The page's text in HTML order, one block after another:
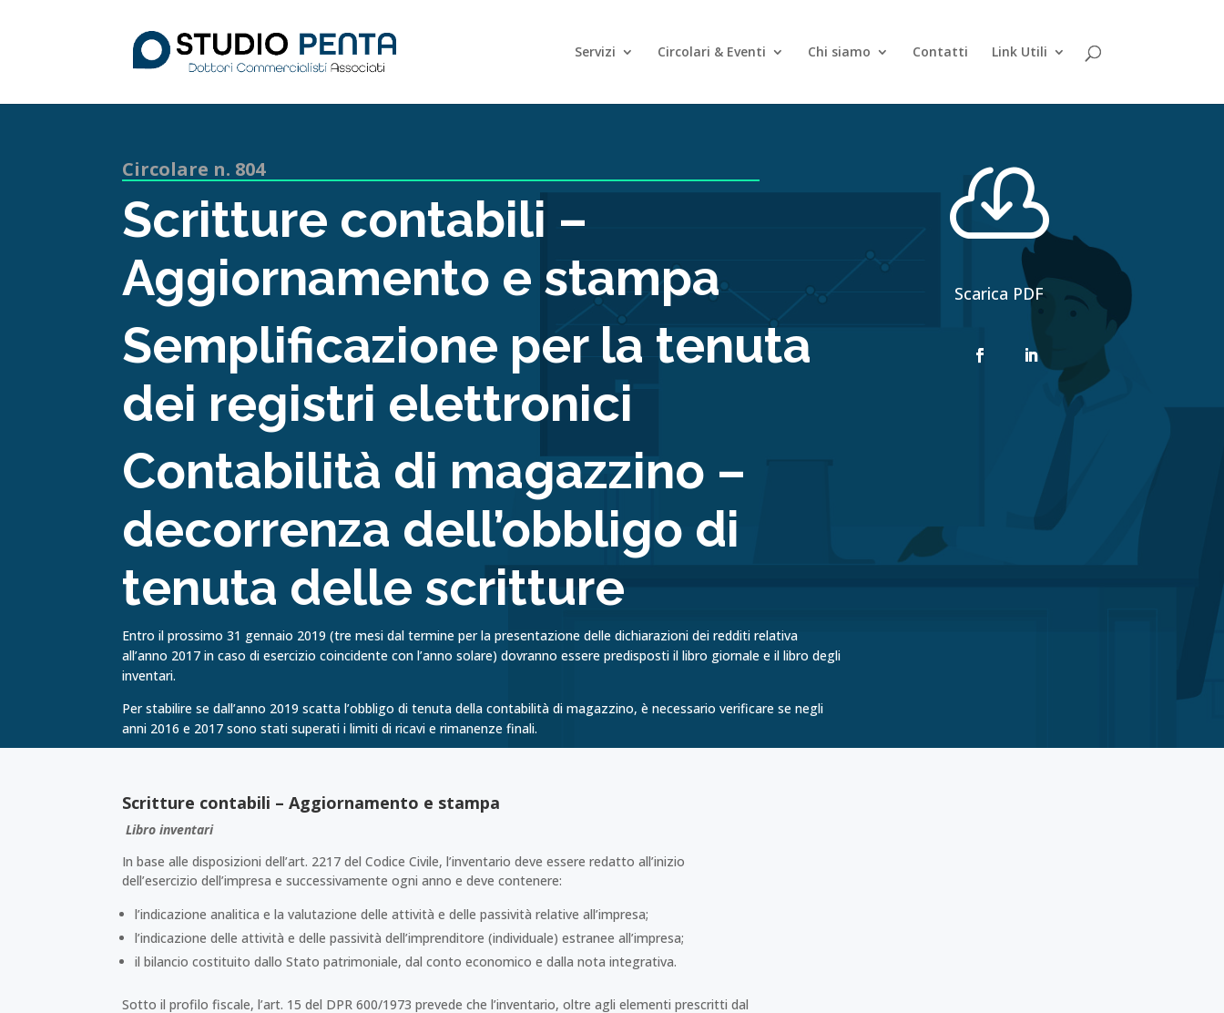
Servizi Circolari & Eventi Chi siamo Contatti Link Utili
Circolare n. 804
Scritture contabili –
Aggiornamento e stampa
Semplificazione per la tenuta
dei registri elettronici
Contabilità di magazzino –
decorrenza dell’obbligo di
tenuta delle scritture
Entro il prossimo 31 gennaio 2019 (tre mesi dal termine per la presentazione delle dichiarazioni dei redditi relativa
all’anno 2017 in caso di esercizio coincidente con l’anno solare) dovranno essere predisposti il libro giornale e il libro degli
inventari.
Per stabilire se dall’anno 2019 scatta l’obbligo di tenuta della contabilità di magazzino, è necessario verificare se negli
anni 2016 e 2017 sono stati superati i limiti di ricavi e rimanenze finali.

Scarica PDF
Scritture contabili – Aggiornamento e stampa
Libro inventari
In base alle disposizioni dell’art. 2217 del Codice Civile, l’inventario deve essere redatto all’inizio
dell’esercizio dell’impresa e successivamente ogni anno e deve contenere:
l’indicazione analitica e la valutazione delle attività e delle passività relative all’impresa;
l’indicazione delle attività e delle passività dell’imprenditore (individuale) estranee all’impresa;
il bilancio costituito dallo Stato patrimoniale, dal conto economico e dalla nota integrativa.
Sotto il profilo fiscale, l’art. 15 del DPR 600/1973 prevede che l’inventario, oltre agli elementi prescritti dal